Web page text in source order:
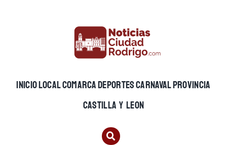
INICIOLOCALCOMARCADEPORTESCARNAVALPROVINCIA
CASTILLA Y LEON